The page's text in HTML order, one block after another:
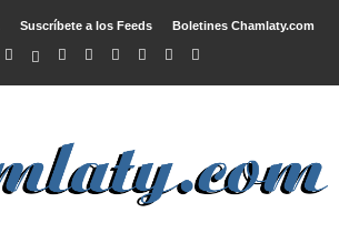
Suscríbete a los Feeds Boletines Chamlaty.com